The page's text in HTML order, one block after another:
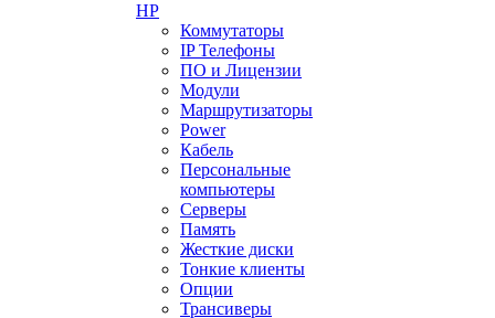
HP
Коммутаторы
IP Телефоны
ПО и Лицензии
Модули
Маршрутизаторы
Power
Кабель
Персональные
компьютеры
Серверы
Память
Жесткие диски
Тонкие клиенты
Опции
Трансиверы